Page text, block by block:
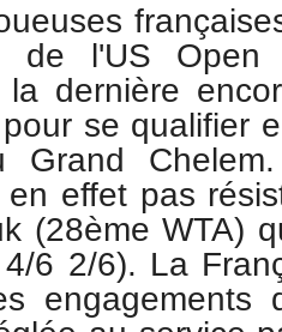
de l'US
la dernière
se qualifier
Grand
effet pas
(28ème WTA)
6 2/6). La
engagements